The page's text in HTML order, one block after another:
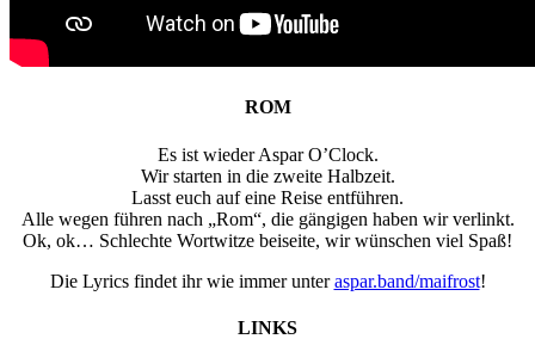
ROM
Es ist wieder Aspar O’Clock.
Wir starten in die zweite Halbzeit.
Lasst euch auf eine Reise entführen.
Alle wegen führen nach „Rom“, die gängigen haben wir verlinkt.
Ok, ok… Schlechte Wortwitze beiseite, wir wünschen viel Spaß!
Die Lyrics findet ihr wie immer unteraspar.band/maifrost!
LINKS